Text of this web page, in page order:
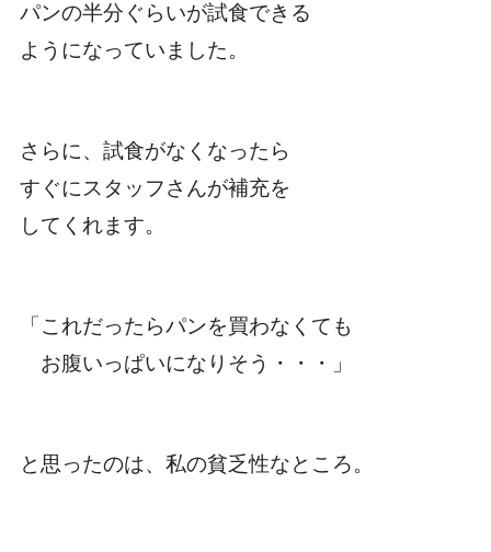
パンの半分ぐらいが試食できる
ようになっていました。
さらに、試食がなくなったら
すぐにスタッフさんが補充を
してくれます。
「これだったらパンを買わなくても
お腹いっぱいになりそう・・・」
と思ったのは、私の貧乏性なところ。